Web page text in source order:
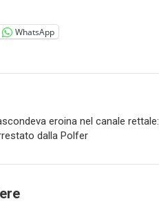
WhatsApp
eroina nel canale rettale:
dalla Polfer